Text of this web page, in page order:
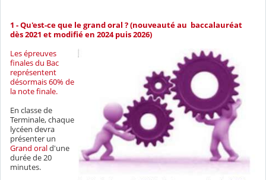
1 - Qu'est-ce que le grand oral ? (nouveauté au baccalauréat
dès 2021 et modifié en 2024 puis 2026)
Les épreuves
finales du Bac
représentent
désormais 60% de
la note finale.
En classe de
Terminale, chaque
lycéen devra
présenter un
Grand orald'une
durée de 20
minutes.